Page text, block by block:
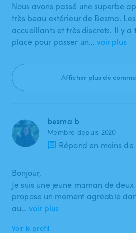
Nous avons passé une superbe
très beau extérieur de Besma.
accueillants et très discrets. Il y a
place pour passer un… voir plus
Afficher plus de
besma b
Membre depuis 2020
Répond en moins de
Bonjour,
Je suis une jeune maman de deux
propose un moment agréable
au… voir plus
Voir le profil